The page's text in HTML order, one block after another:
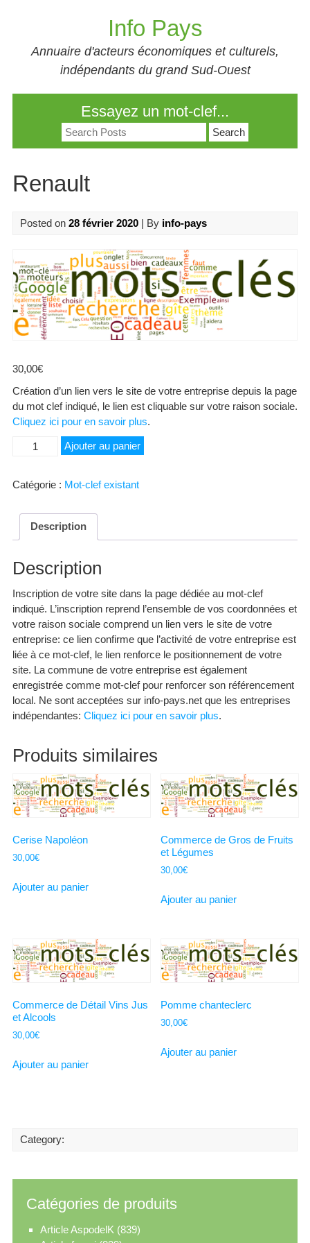
Info Pays
Annuaire d'acteurs économiques et culturels,
indépendants du grand Sud-Ouest
Essayez un mot-clef...
Search
for:
Renault
Posted on 28 février 2020| By info-pays
30,00€
Création d’un lien vers le site de votre entreprise depuis la page
du mot clef indiqué, le lien est cliquable sur votre raison sociale.
Cliquez ici pour en savoir plus.
quantité
Ajouter au panier
Catégorie : Mot-clef existant
Description
Description
Inscription de votre site dans la page dédiée au mot-clef
indiqué. L’inscription reprend l’ensemble de vos coordonnées et
votre raison sociale comprend un lien vers le site de votre
entreprise: ce lien confirme que l’activité de votre entreprise est
liée à ce mot-clef, le lien renforce le positionnement de votre
site. La commune de votre entreprise est également
enregistrée comme mot-clef pour renforcer son référencement
local. Ne sont acceptées sur info-pays.net que les entreprises
indépendantes: Cliquez ici pour en savoir plus.
Produits similaires
Cerise Napoléon
30,00€
Ajouter au panier
Commerce de Gros de Fruits
et Légumes
30,00€
Ajouter au panier
Commerce de Détail Vins Jus
et Alcools
30,00€
Ajouter au panier
Pomme chanteclerc
30,00€
Ajouter au panier
Category:
Catégories de produits
Article AspodelK (839)